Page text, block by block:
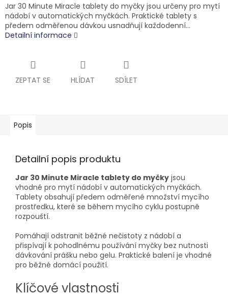
Jar 30 Minute Miracle tablety do myčky jsou určeny pro mytí
nádobí v automatických myčkách. Praktické tablety s
předem odměřenou dávkou usnadňují každodenní…
Detailní informace
ZEPTAT SE HLÍDAT SDÍLET
Popis
Detailní popis produktu
Jar 30 Minute Miracle tablety do myčky jsou
vhodné pro mytí nádobí v automatických myčkách.
Tablety obsahují předem odměřené množství mycího
prostředku, které se během mycího cyklu postupně
rozpouští.
Pomáhají odstranit běžné nečistoty z nádobí a
přispívají k pohodlnému používání myčky bez nutnosti
dávkování prášku nebo gelu. Praktické balení je vhodné
pro běžné domácí použití.
Klíčové vlastnosti